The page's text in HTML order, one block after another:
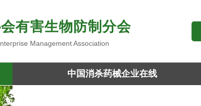
有害生物防制分会
Management Association
中国消杀药械企业在线